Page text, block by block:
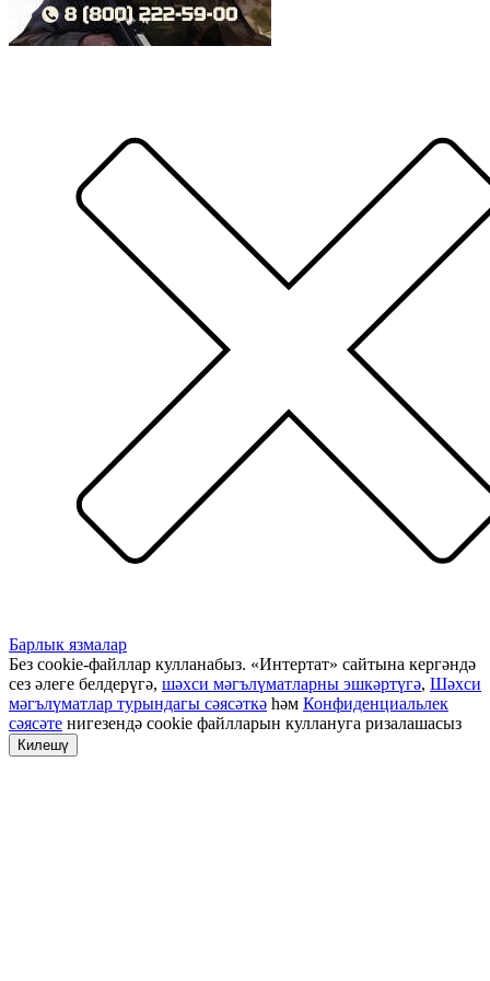
Барлык язмалар
Без cookie-файллар кулланабыз. «Интертат» сайтына кергәндә
сез әлеге белдерүгә, шәхси мәгълүматларны эшкәртүгә, Шәхси
мәгълүматлар турындагы сәясәткә һәм Конфиденциальлек
сәясәте нигезендә cookie файлларын куллануга ризалашасыз
Килешү